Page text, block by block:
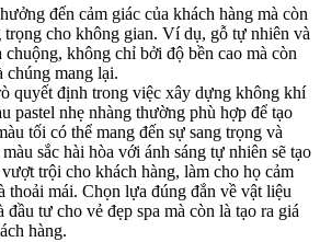
đến cảm giác của khách hàng mà còn
trọng cho không gian. Ví dụ, gỗ tự nhiên và
không chỉ bởi độ bền cao mà còn
chúng mang lại.
quyết định trong việc xây dựng không khí
pastel nhẹ nhàng thường phù hợp để tạo
tối có thể mang đến sự sang trọng và
sắc hài hòa với ánh sáng tự nhiên sẽ tạo
trội cho khách hàng, làm cho họ cảm
thoải mái. Chọn lựa đúng đắn về vật liệu
đầu tư cho vẻ đẹp spa mà còn là tạo ra giá
hàng.